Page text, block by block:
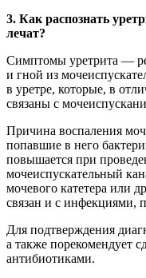
3. Как распознать
лечат?
Симптомы уретрита —
и гной из
в уретре, которые, в
связаны с
Причина воспаления
попавшие в него
повышается при
мочеиспускательный
мочевого катетера или
связан и с инфекциями,
Для подтверждения
а также порекомендует
антибиотиками.